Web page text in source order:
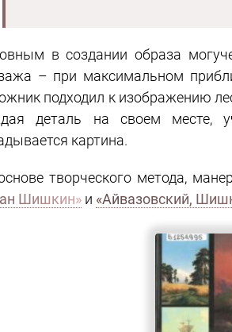
в создании образа
– при максимальном
подходил к изображению
деталь на своем месте,
картина.
творческого метода,
Шишкин» и «Айвазовский,